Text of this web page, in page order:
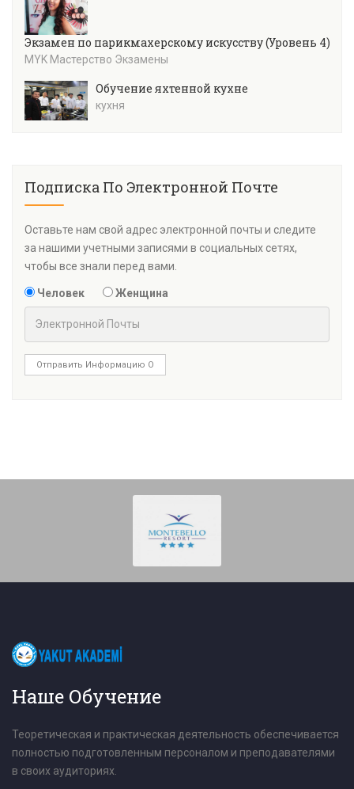
Экзамен по парикмахерскому искусству (Уровень 4)
MYK Мастерство Экзамены
Обучение яхтенной кухне
кухня
Подписка По Электронной Почте
Оставьте нам свой адрес электронной почты и следите
за нашими учетными записями в социальных сетях,
чтобы все знали перед вами.
Человек Женщина
Отправить Информацию О
Наше Обучение
Теоретическая и практическая деятельность обеспечивается
полностью подготовленным персоналом и преподавателями
в своих аудиториях.